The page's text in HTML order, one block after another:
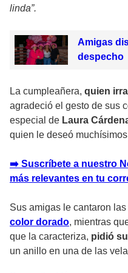
linda”.
Amigas
despecho
La cumpleañera, quien
agradeció el gesto de sus
especial de Laura
quien le deseó
➡️ Suscríbete a nuestro
más relevantes en tu
Sus amigas le cantaron
color dorado, mientras
que la caracteriza, pidió
un anillo en una de las